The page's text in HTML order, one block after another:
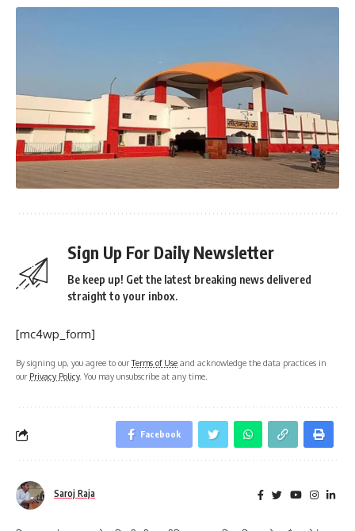
Sign Up For Daily Newsletter
Be keep up! Get the latest breaking news delivered
straight to your inbox.
[mc4wp_form]
By signing up, you agree to ourTerms of Use and acknowledge the data practices in
our Privacy Policy. You may unsubscribe at any time.
Facebook
Saroj Raja